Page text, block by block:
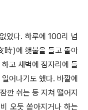
었다. 하루에100리 넘
時)에 횃불을 들고 돌아
고 새벽에 잠자리에 들
어나기도 했다. 바깥에
깐 쉬는 등 지쳐 떨어지
오듯 쏟아지거나 하는